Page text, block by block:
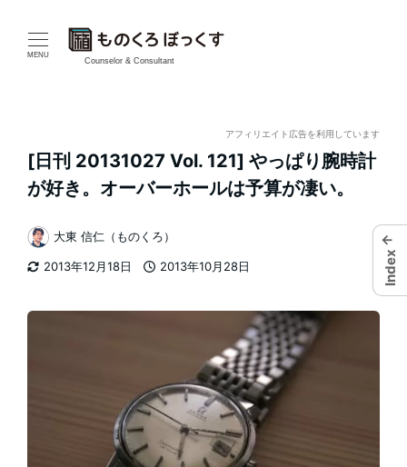
MENU
Counselor & Consultant
アフィリエイト広告を利用しています
[日刊 20131027 Vol. 121] やっぱり腕時計
が好き。オーバーホールは予算が凄い。
2013年12月18日
2013年10月28日
著
者
大東 信仁（ものくろ） ←
Index